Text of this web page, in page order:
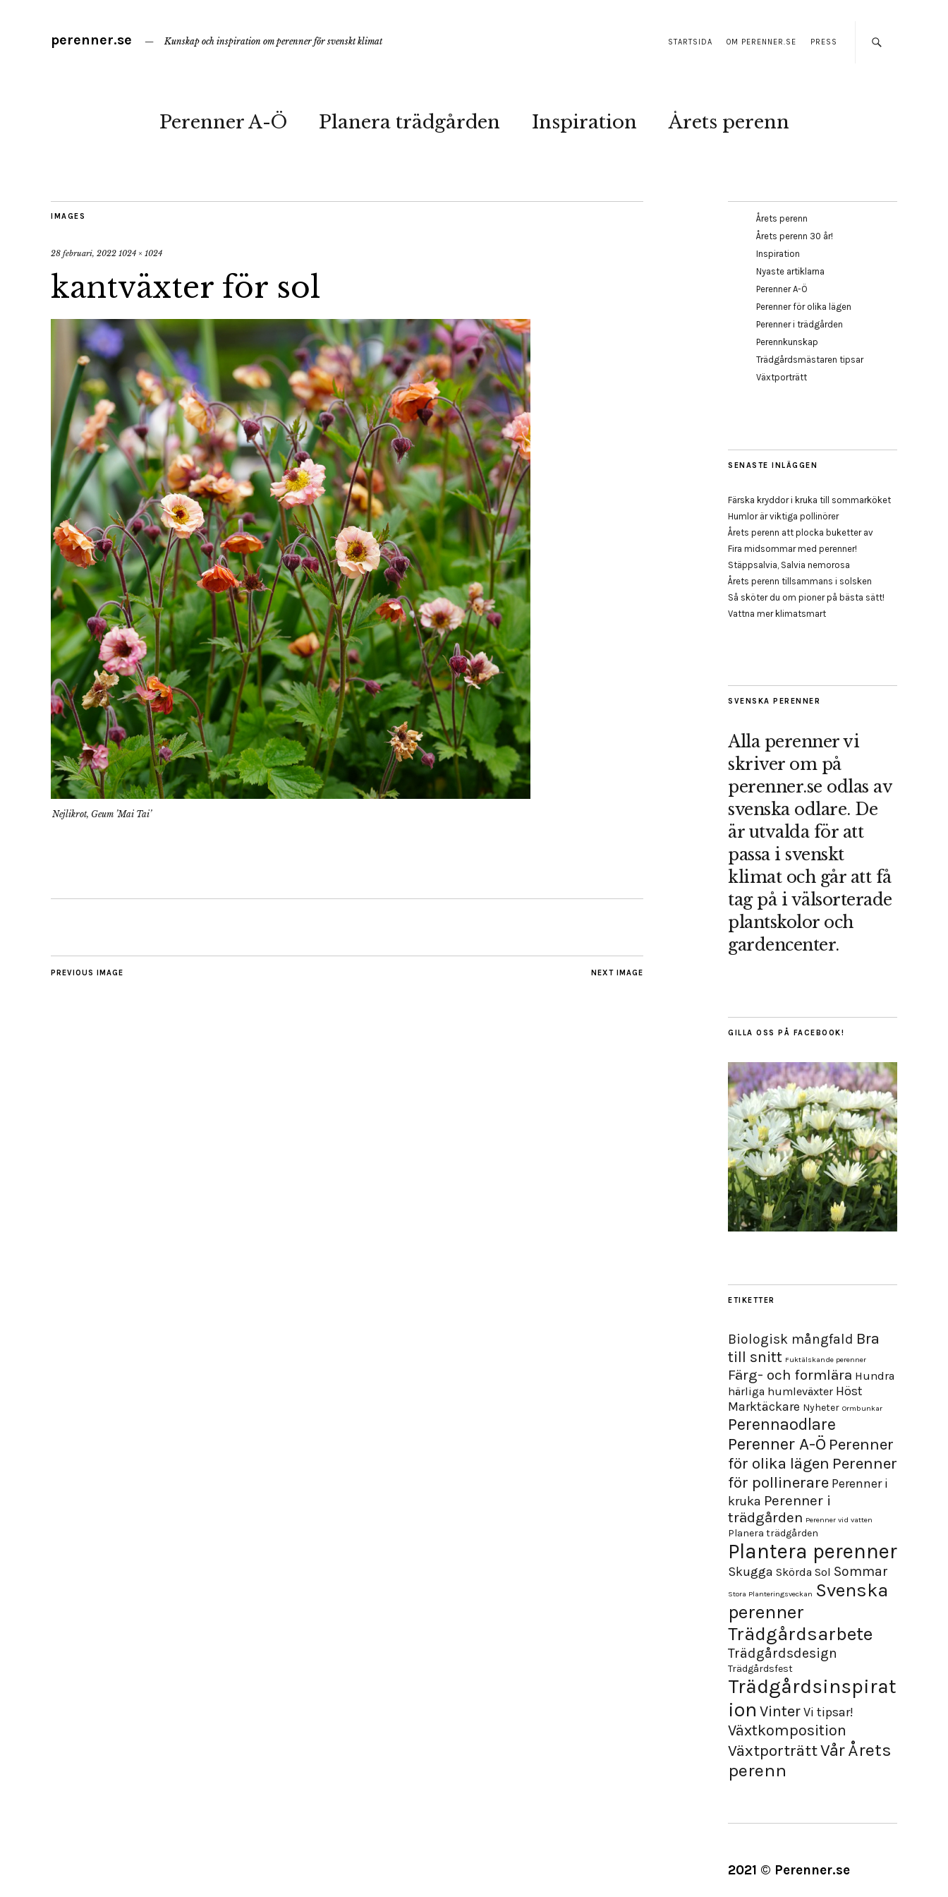
STARTSIDA OM PERENNER.SE PRESS
perenner.se Kunskap och inspiration om perenner för svenskt klimat
Perenner A-Ö Planera trädgården Inspiration Årets perenn
IMAGES
28 februari, 2022 1024 × 1024
kantväxter för sol
Nejlikrot, Geum ’Mai Tai’
NEXT IMAGE
PREVIOUS IMAGE
Årets perenn
Årets perenn 30 år!
Inspiration
Nyaste artiklarna
Perenner A-Ö
Perenner för olika lägen
Perenner i trädgården
Perennkunskap
Trädgårdsmästaren tipsar
Växtporträtt
SENASTE INLÄGGEN
Färska kryddor i kruka till sommarköket
Humlor är viktiga pollinörer
Årets perenn att plocka buketter av
Fira midsommar med perenner!
Stäppsalvia, Salvia nemorosa
Årets perenn tillsammans i solsken
Så sköter du om pioner på bästa sätt!
Vattna mer klimatsmart
SVENSKA PERENNER
Alla perenner vi
skriver om på
perenner.se odlas av
svenska odlare. De
är utvalda för att
passa i svenskt
klimat och går att få
tag på i välsorterade
plantskolor och
gardencenter.
GILLA OSS PÅ FACEBOOK!
ETIKETTER
Biologisk mångfald Bra
till snitt Fuktälskande perenner
Färg- och formlära Hundra
härliga humleväxter Höst
Marktäckare Nyheter Ormbunkar
Perennaodlare
Perenner A-Ö Perenner
för olika lägen Perenner
för pollinerare Perenner i
kruka Perenner i
trädgården Perenner vid vatten
Planera trädgården
Plantera perenner
Skugga Skörda Sol Sommar
Stora Planteringsveckan Svenska
perenner
Trädgårdsarbete
Trädgårdsdesign
Trädgårdsfest
Trädgårdsinspirat
ion VinterVi tipsar!
Växtkomposition
VäxtporträttVårÅrets
perenn
2021 © Perenner.se